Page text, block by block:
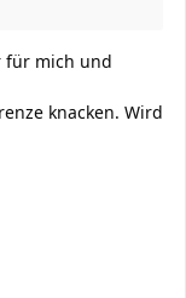
für mich und
knacken. Wird